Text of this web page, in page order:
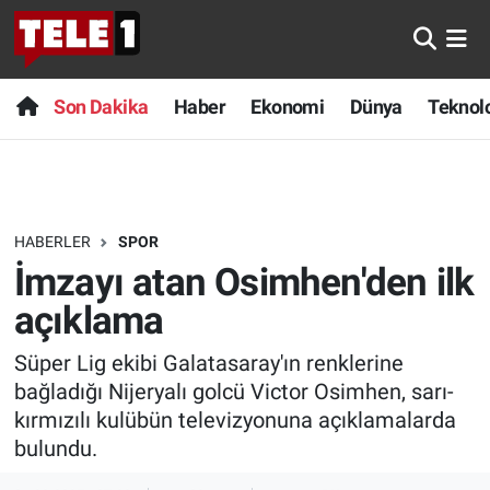
Son Dakika Haber Ekonomi Dünya
HABERLER SPOR
İmzayı atan Osimhen'den ilk
açıklama
Süper Lig ekibi Galatasaray'ın renklerine
bağladığı Nijeryalı golcü Victor Osimhen, sarı-
kırmızılı kulübün televizyonuna açıklamalarda
bulundu.
Anında Manşet
Başka Sohbetler
Bilim turu
Bilim ve Teknoloji Evreni
Doğa Konuşuyor
Dünya
Son Dakika
Haber
Dünya
Teknoloji
Sağlık
Spor
Nöbetçi Eczaneler
Hava Durumu
Trafik Durumu
Süper Lig Puan Durumu ve Fikstür
Tüm Manşetler
Son Dakika Haberleri